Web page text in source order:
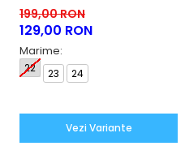
199,00 RON
129,00 RON
Marime:
22 23 24
Vezi Variante